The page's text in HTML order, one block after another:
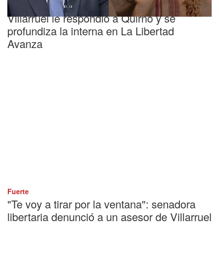
Nuevo cruce
Villarruel le respondió a Quirno y se
profundiza la interna en La Libertad
Avanza
Fuerte
"Te voy a tirar por la ventana": senadora
libertaria denunció a un asesor de Villarruel